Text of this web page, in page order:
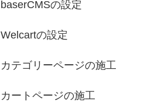
baserCMSの設定
Welcartの設定
カテゴリーページの施工
カートページの施工